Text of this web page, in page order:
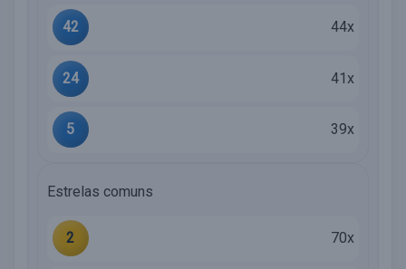
42 44x
24 41x
5 39x
Estrelas comuns
2 70x